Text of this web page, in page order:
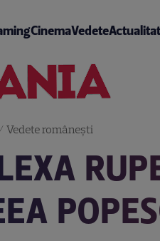
CinemaVedete
Vedete româneşti